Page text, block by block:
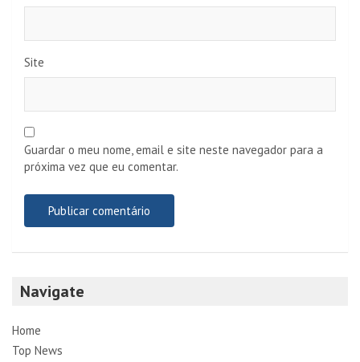
Site
Guardar o meu nome, email e site neste navegador para a
próxima vez que eu comentar.
Navigate
Home
Top News